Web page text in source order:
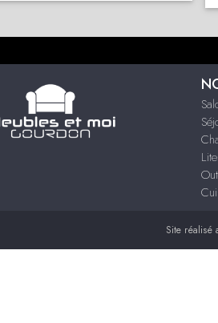
Site réalisé